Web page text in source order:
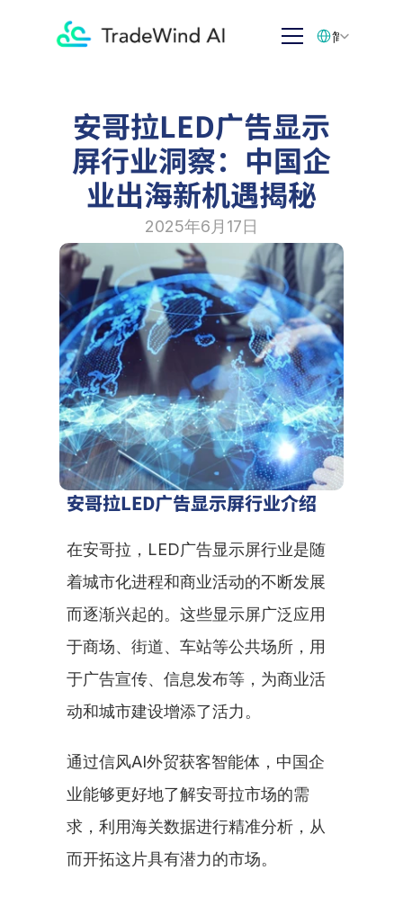
安哥拉LED广告显示
屏行业洞察：中国企
业出海新机遇揭秘
2025年6月17日
安哥拉LED广告显示屏行业介绍
在安哥拉，LED广告显示屏行业是随
着城市化进程和商业活动的不断发展
而逐渐兴起的。这些显示屏广泛应用
于商场、街道、车站等公共场所，用
于广告宣传、信息发布等，为商业活
动和城市建设增添了活力。
通过信风AI外贸获客智能体，中国企
业能够更好地了解安哥拉市场的需
求，利用海关数据进行精准分析，从
而开拓这片具有潜力的市场。
简体中文